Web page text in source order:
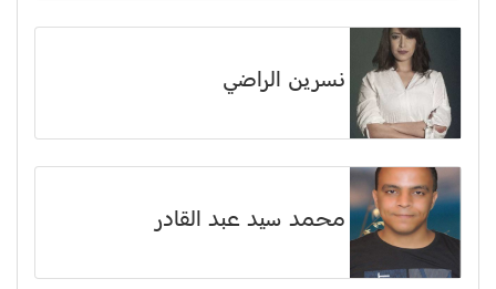
نسرين الراضي
محمد سيد عبد القادر